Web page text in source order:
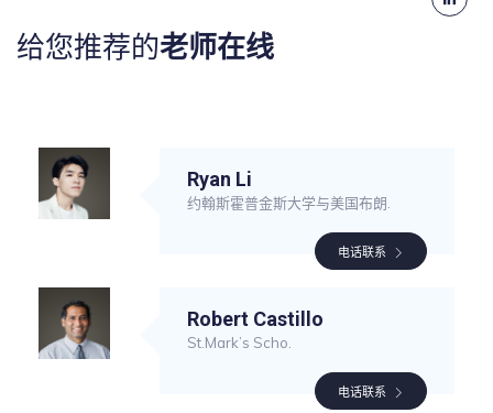
给您推荐的老师在线
Ryan Li
约翰斯霍普金斯大学与美国布朗.
电话联系
Robert Castillo
St.Mark’s Scho.
电话联系